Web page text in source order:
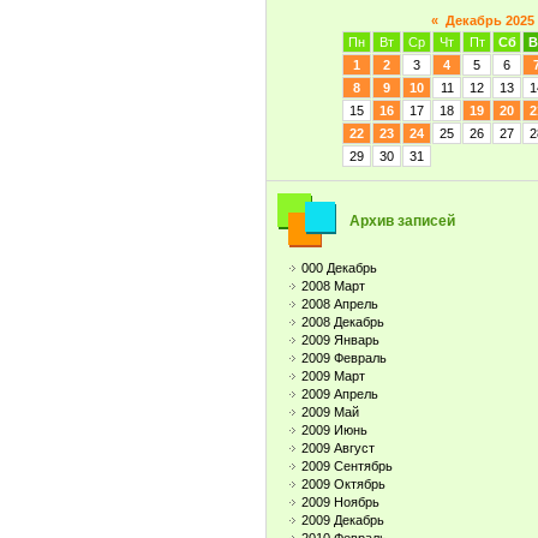
« Декабрь 2025
Пн
Вт Ср Чт Пт Сб
1
2 3 4 5 6
8
9 10 11 12 13
15
16 17 18 19 20
22
23 24 25 26 27
29
30 31
Архив записей
000 Декабрь
2008 Март
2008 Апрель
2008 Декабрь
2009 Январь
2009 Февраль
2009 Март
2009 Апрель
2009 Май
2009 Июнь
2009 Август
2009 Сентябрь
2009 Октябрь
2009 Ноябрь
2009 Декабрь